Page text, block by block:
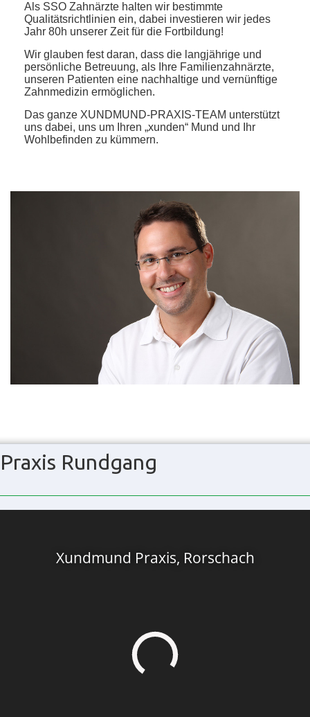
Als SSO Zahnärzte halten wir bestimmte
Qualitätsrichtlinien ein, dabei investieren wir jedes
Jahr 80h unserer Zeit für die Fortbildung!
Wir glauben fest daran, dass die langjährige und
persönliche Betreuung, als Ihre Familienzahnärzte,
unseren Patienten eine nachhaltige und vernünftige
Zahnmedizin ermöglichen.
Das ganze XUNDMUND-PRAXIS-TEAM unterstützt
uns dabei, uns um Ihren „xunden“ Mund und Ihr
Wohlbefinden zu kümmern.
Praxis Rundgang